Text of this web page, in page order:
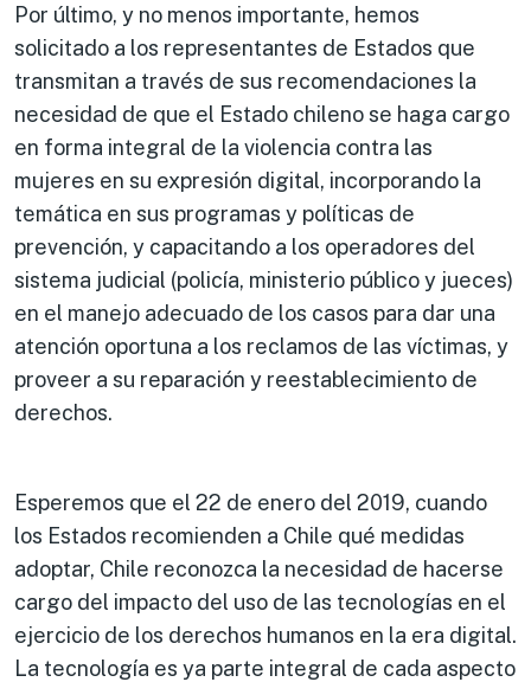
Por último, y no menos importante, hemos
solicitado a los representantes de Estados que
transmitan a través de sus recomendaciones la
necesidad de que el Estado chileno se haga cargo
en forma integral de la violencia contra las
mujeres en su expresión digital, incorporando la
temática en sus programas y políticas de
prevención, y capacitando a los operadores del
sistema judicial (policía, ministerio público y jueces)
en el manejo adecuado de los casos para dar una
atención oportuna a los reclamos de las víctimas, y
proveer a su reparación y reestablecimiento de
derechos.
Esperemos que el 22 de enero del 2019, cuando
los Estados recomienden a Chile qué medidas
adoptar, Chile reconozca la necesidad de hacerse
cargo del impacto del uso de las tecnologías en el
ejercicio de los derechos humanos en la era digital.
La tecnología es ya parte integral de cada aspecto